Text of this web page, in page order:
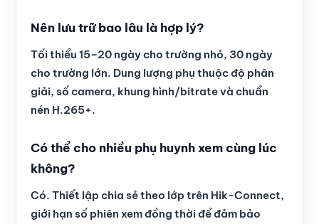
Nên lưu trữ bao lâu là hợp lý?
Tối thiểu 15–20 ngày cho trường nhỏ, 30 ngày
cho trường lớn. Dung lượng phụ thuộc độ phân
giải, số camera, khung hình/bitrate và chuẩn
nén H.265+.
Có thể cho nhiều phụ huynh xem cùng lúc
không?
Có. Thiết lập chia sẻ theo lớp trên Hik-Connect,
giới hạn số phiên xem đồng thời để đảm bảo